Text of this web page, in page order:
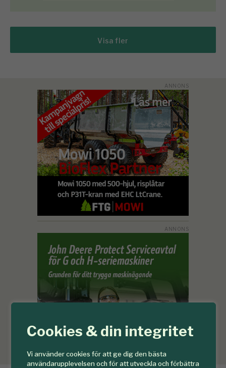
Cookies & din integritet
Vi använder cookies för att ge dig den bästa
användarupplevelsen och för att utveckla och förbättra
Visa fler